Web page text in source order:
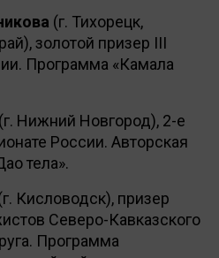
(г. Тихорецк,
золотой призер III
Программа «Камала
(г. Нижний Новгород), 2-е
России. Авторская
тела».
Кисловодск), призер
Северо-Кавказского
Программа